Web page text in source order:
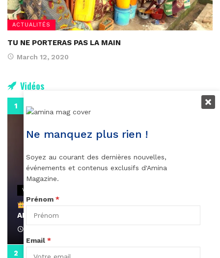
ACTUALITÉS
TU NE PORTERAS PAS LA MAIN
March 12, 2020
Vidéos
VIDEOS
Remerciements à Ayden pour son message sur
AMINA, le Magazine de la Femme
Ne manquez plus rien !
Soyez au courant des dernières nouvelles,
événements et contenus exclusifs d'Amina
Magazine.
Prénom *
Email *